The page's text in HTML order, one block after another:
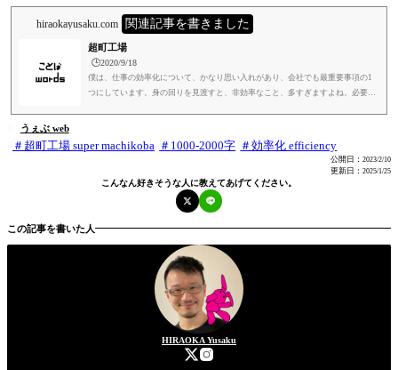
hiraokayusaku.com 関連記事を書きました
超町工場
🕒️2020/9/18
僕は、仕事の効率化について、かなり思い入れがあり、会社でも最重要事項の1
つにしています。身の回りを見渡すと、非効率なこと、多すぎますよね。必要な
思うところは、かなりあります。それが本来の目的なら、いいんです。木陰でコ
ーヒー飲みながら本読むとか、すごく贅沢で至福のひととき、やと僕は思います
が、無駄だと言う人もいるでしょう。そうではなくて、効率が要求されな...
うぇぶ web
超町工場 super machikoba 1000-2000字 効率化 efficiency
公開日： 2023/2/10
更新日： 2025/1/25
こんなん好きそうな人に教えてあげてください。
この記事を書いた人
HIRAOKA Yusaku